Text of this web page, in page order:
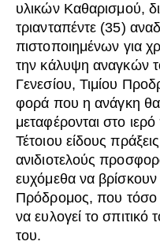
υλικών Καθαρισμού,
τριανταπέντε (35)
πιστοποιημένων για
την κάλυψη αναγκών
Γενεσίου, Τιμίου
φορά που η ανάγκη θα
μεταφέρονται στο
Τέτοιου είδους
ανιδιοτελούς
ευχόμεθα να βρίσκουν
Πρόδρομος, που τόσο
να ευλογεί το σπιτικό
του.